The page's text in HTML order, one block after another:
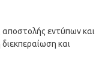
αποστολής εντύπων και
και